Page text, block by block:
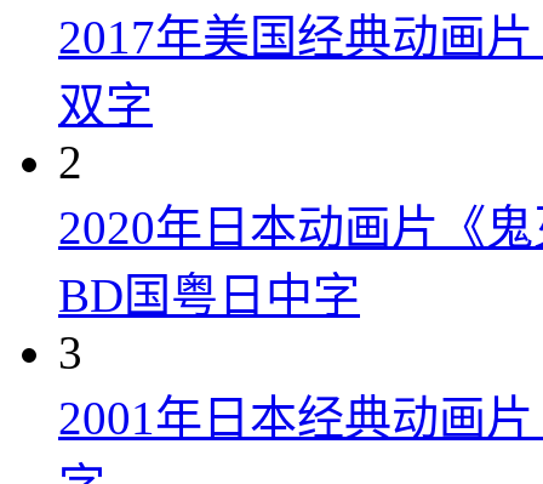
2017年美国经典动画
双字
2
2020年日本动画片《
BD国粤日中字
3
2001年日本经典动画